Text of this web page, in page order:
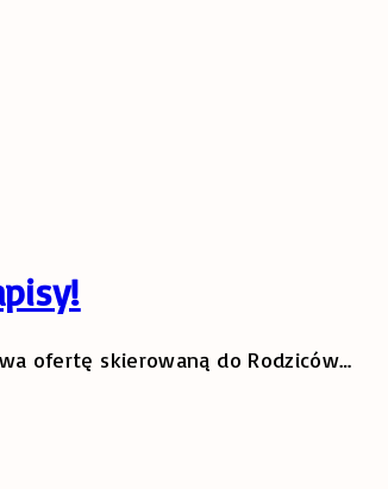
ofertę skierowaną do Rodziców…